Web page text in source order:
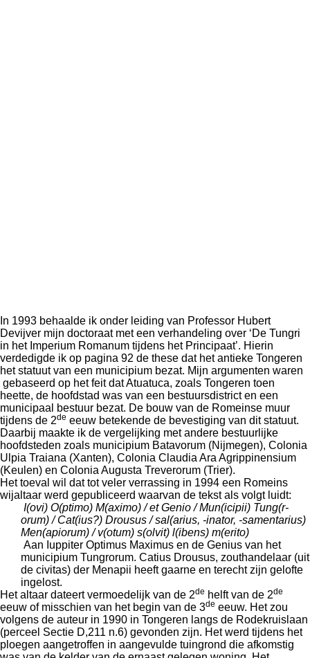
In 1993 behaalde ik onder leiding van Professor Hubert
Devijver mijn doctoraat met een verhandeling over ‘De Tungri
in het Imperium Romanum tijdens het Principaat’. Hierin
verdedigde ik op pagina 92 de these dat het antieke Tongeren
het statuut van een municipium bezat. Mijn argumenten waren
gebaseerd op het feit dat Atuatuca, zoals Tongeren toen
heette, de hoofdstad was van een bestuursdistrict en een
municipaal bestuur bezat. De bouw van de Romeinse muur
tijdens de 2de eeuw betekende de bevestiging van dit statuut.
Daarbij maakte ik de vergelijking met andere bestuurlijke
hoofdsteden zoals municipium Batavorum (Nijmegen), Colonia
Ulpia Traiana (Xanten), Colonia Claudia Ara Agrippinensium
(Keulen) en Colonia Augusta Treverorum (Trier).
Het toeval wil dat tot veler verrassing in 1994 een Romeins
wijaltaar werd gepubliceerd waarvan de tekst als volgt luidt:
I(ovi) O(ptimo) M(aximo) / et Genio / Mun(icipii) Tung(r­
orum) / Cat(ius?) Drousus / sal(arius, -inator, -samenta­rius)
Men(apiorum) / v(otum) s(olvit) l(ibens) m(erito)
Aan Iuppiter Optimus Maximus en de Genius van het
munici­pium Tungrorum. Catius Drousus, zouthandelaar (uit
de civitas) der Menapii heeft gaarne en terecht zijn gelofte
ingelost.
Het altaar dateert vermoedelijk van de 2de helft van de 2de
eeuw of misschien van het begin van de 3de eeuw. Het zou
volgens de auteur in 1990 in Tongeren langs de Rodekruislaan
(perceel Sectie D,211 n.6) gevonden zijn. Het werd tijdens het
ploegen aangetroffen in aangevulde tuingrond die afkomstig